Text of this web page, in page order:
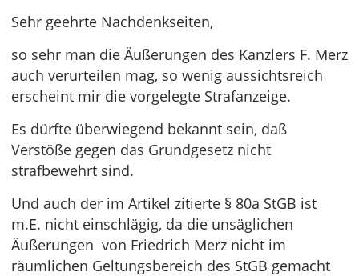
Sehr geehrte Nachdenkseiten,
so sehr man die Äußerungen des Kanzlers F. Merz
auch verurteilen mag, so wenig aussichtsreich
erscheint mir die vorgelegte Strafanzeige.
Es dürfte überwiegend bekannt sein, daß
Verstöße gegen das Grundgesetz nicht
strafbewehrt sind.
Und auch der im Artikel zitierte § 80a StGB ist
m.E. nicht einschlägig, da die unsäglichen
Äußerungen von Friedrich Merz nicht im
räumlichen Geltungsbereich des StGB gemacht